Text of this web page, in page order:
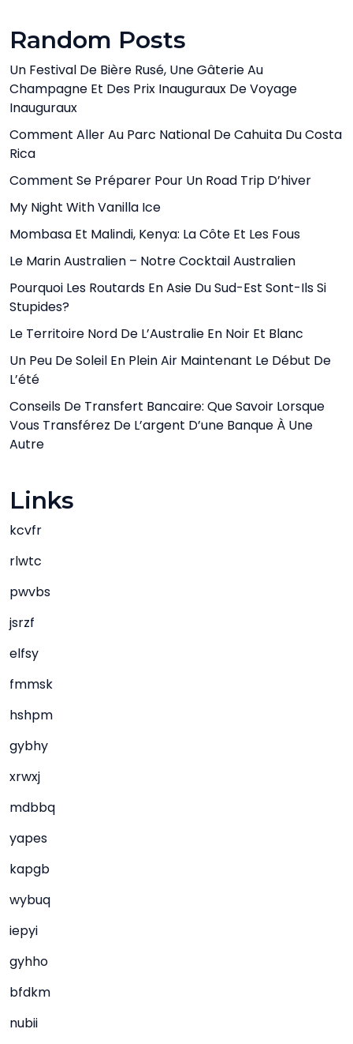
Random Posts
Un Festival De Bière Rusé, Une Gâterie Au
Champagne Et Des Prix Inauguraux De Voyage
Inauguraux
Comment Aller Au Parc National De Cahuita Du Costa
Rica
Comment Se Préparer Pour Un Road Trip D’hiver
My Night With Vanilla Ice
Mombasa Et Malindi, Kenya: La Côte Et Les Fous
Le Marin Australien – Notre Cocktail Australien
Pourquoi Les Routards En Asie Du Sud-Est Sont-Ils Si
Stupides?
Le Territoire Nord De L’Australie En Noir Et Blanc
Un Peu De Soleil En Plein Air Maintenant Le Début De
L’été
Conseils De Transfert Bancaire: Que Savoir Lorsque
Vous Transférez De L’argent D’une Banque À Une
Autre
Links
kcvfr
rlwtc
pwvbs
jsrzf
elfsy
fmmsk
hshpm
gybhy
xrwxj
mdbbq
yapes
kapgb
wybuq
iepyi
gyhho
bfdkm
nubii